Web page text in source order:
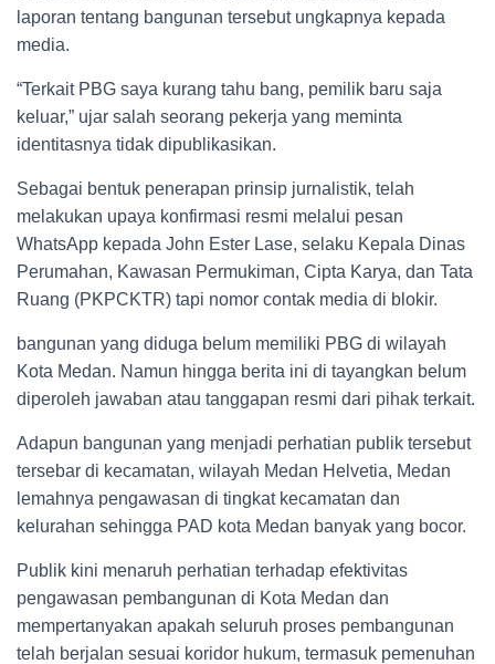
laporan tentang bangunan tersebut ungkapnya kepada
media.
“Terkait PBG saya kurang tahu bang, pemilik baru saja
keluar,” ujar salah seorang pekerja yang meminta
identitasnya tidak dipublikasikan.
Sebagai bentuk penerapan prinsip jurnalistik, telah
melakukan upaya konfirmasi resmi melalui pesan
WhatsApp kepada John Ester Lase, selaku Kepala Dinas
Perumahan, Kawasan Permukiman, Cipta Karya, dan Tata
Ruang (PKPCKTR) tapi nomor contak media di blokir.
bangunan yang diduga belum memiliki PBG di wilayah
Kota Medan. Namun hingga berita ini di tayangkan belum
diperoleh jawaban atau tanggapan resmi dari pihak terkait.
Adapun bangunan yang menjadi perhatian publik tersebut
tersebar di kecamatan, wilayah Medan Helvetia, Medan
lemahnya pengawasan di tingkat kecamatan dan
kelurahan sehingga PAD kota Medan banyak yang bocor.
Publik kini menaruh perhatian terhadap efektivitas
pengawasan pembangunan di Kota Medan dan
mempertanyakan apakah seluruh proses pembangunan
telah berjalan sesuai koridor hukum, termasuk pemenuhan